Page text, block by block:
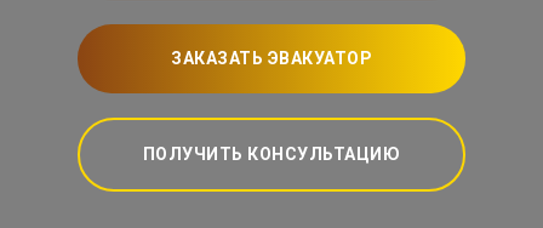
ЗАКАЗАТЬ ЭВАКУАТОР
ПОЛУЧИТЬ КОНСУЛЬТАЦИЮ